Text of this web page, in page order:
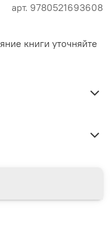
арт. 9780521693608
книги уточняйте